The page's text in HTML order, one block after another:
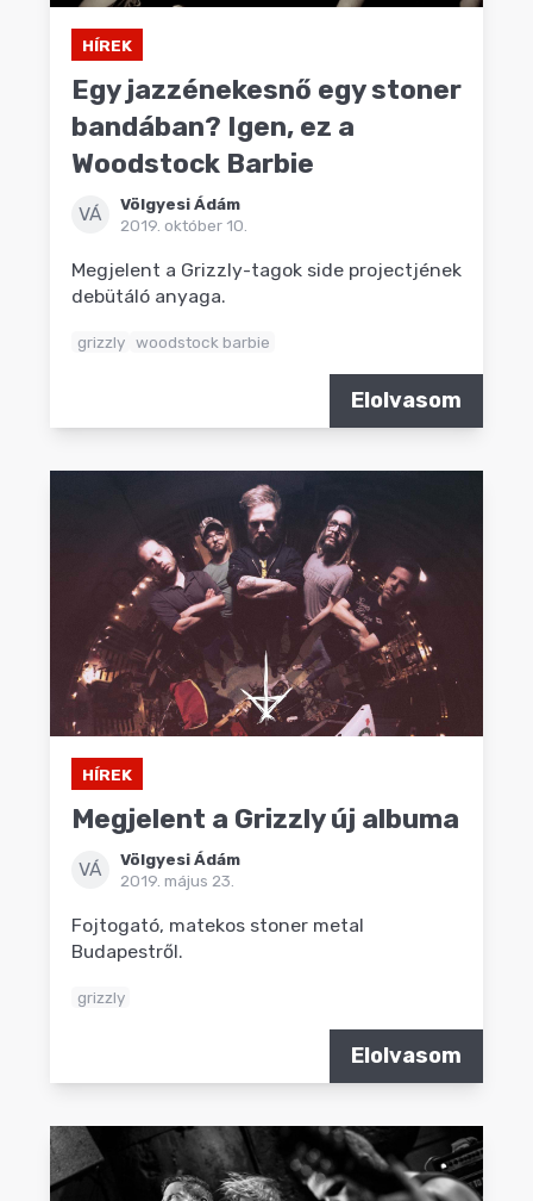
HÍREK
Egy jazzénekesnő egy stoner
bandában? Igen, ez a
Woodstock Barbie
VÁ
Völgyesi Ádám
2019. október 10.
Megjelent a Grizzly-tagok side projectjének
debütáló anyaga.
grizzly woodstock barbie
Elolvasom
HÍREK
Megjelent a Grizzly új albuma
VÁ
Völgyesi Ádám
2019. május 23.
Fojtogató, matekos stoner metal
Budapestről.
grizzly
Elolvasom